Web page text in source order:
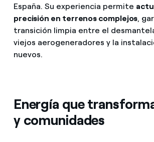
España. Su experiencia permite
precisión en terrenos complejos,
transición limpia entre el
viejos aerogeneradores y la
nuevos.
Energía que
y comunidades